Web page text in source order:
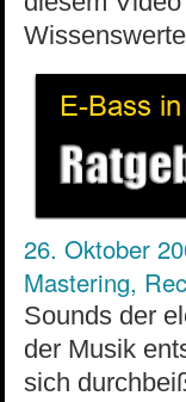
26. Oktober
Mastering,
Sounds der
der Musik
sich